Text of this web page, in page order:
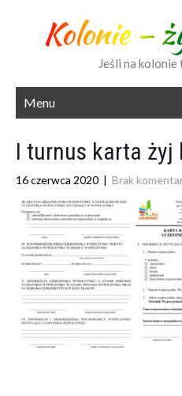
Kolonie –
Jeśli na
Menu
I turnus karta żyj
16 czerwca 2020 | Brak